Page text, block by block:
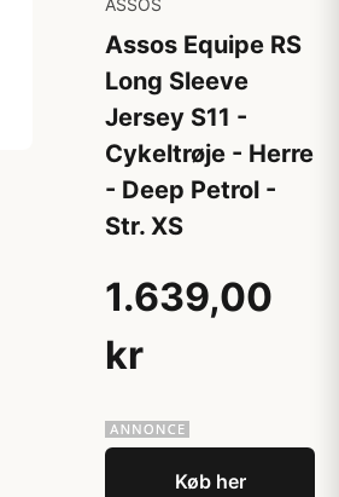
ASSOS
Assos Equipe RS
Long Sleeve
Jersey S11 -
Cykeltrøje - Herre
- Deep Petrol -
Str. XS
1.639,00
kr
Køb her